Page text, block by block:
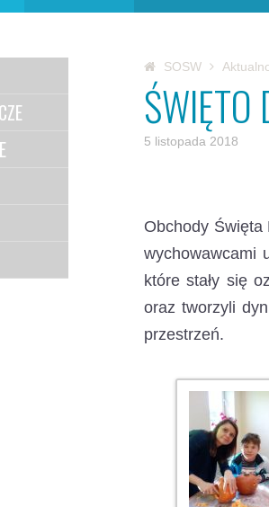
SOSW
ŚWIĘTO
5 listopada 2018
Obchody Święta
wychowawcami
które stały się
oraz tworzyli
przestrzeń.